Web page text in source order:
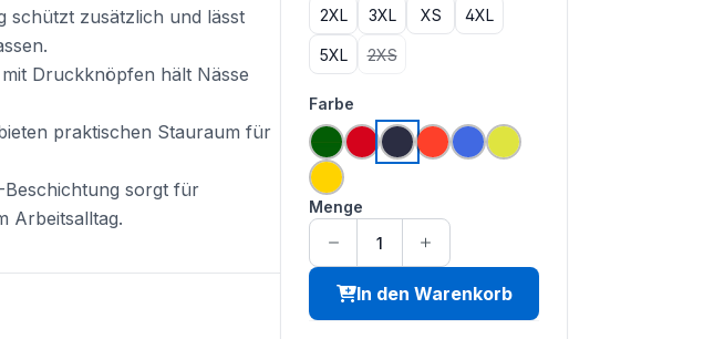
schützt zusätzlich und lässt
Druckknöpfen hält Nässe
praktischen Stauraum für
Beschichtung sorgt für
Arbeitsalltag.
2XL 3XL XS 4XL
5XL 2XS(Diese Option ist zurzeit nicht verfügbar.)
Farbe
grünrot navyhi vis orange
royal blausaturn gelb
gelb
Menge
In den Warenkorb